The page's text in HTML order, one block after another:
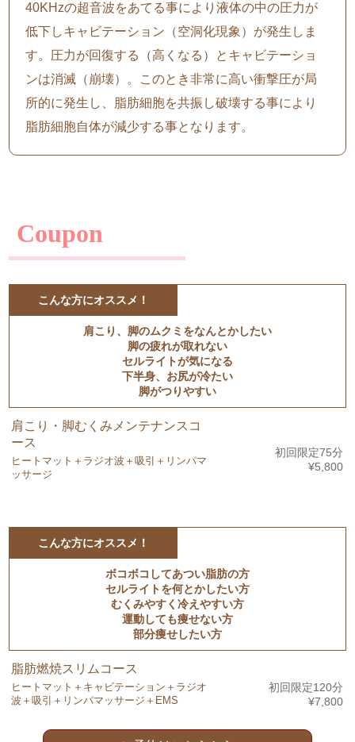
40KHzの超音波をあてる事により液体の中の圧力が
低下しキャビテーション（空洞化現象）が発生しま
す。圧力が回復する（高くなる）とキャビテーショ
ンは消滅（崩壊）。このとき非常に高い衝撃圧が局
所的に発生し、脂肪細胞を共振し破壊する事により
脂肪細胞自体が減少する事となります。
Coupon
こんな方にオススメ！
肩こり、脚のムクミをなんとかしたい
脚の疲れが取れない
セルライトが気になる
下半身、お尻が冷たい
脚がつりやすい
肩こり・脚むくみメンテナンスコ
ース
初回限定75分
¥5,800
ヒートマット＋ラジオ波＋吸引＋リンパマ
ッサージ
こんな方にオススメ！
ボコボコしてあつい脂肪の方
セルライトを何とかしたい方
むくみやすく冷えやすい方
運動しても痩せない方
部分痩せしたい方
脂肪燃焼スリムコース
初回限定120分
¥7,800
ヒートマット＋キャビテーション＋ラジオ
波＋吸引＋リンパマッサージ＋EMS